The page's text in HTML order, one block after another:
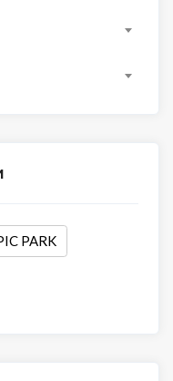
PARK